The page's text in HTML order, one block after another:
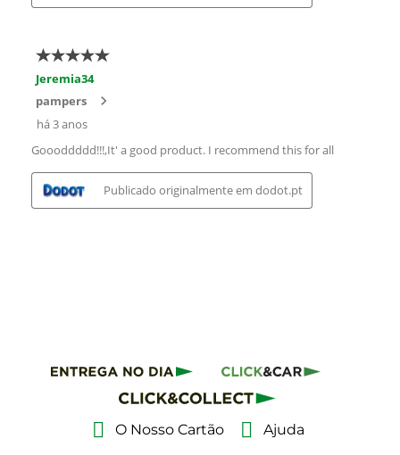
O Nosso Cartão Ajuda